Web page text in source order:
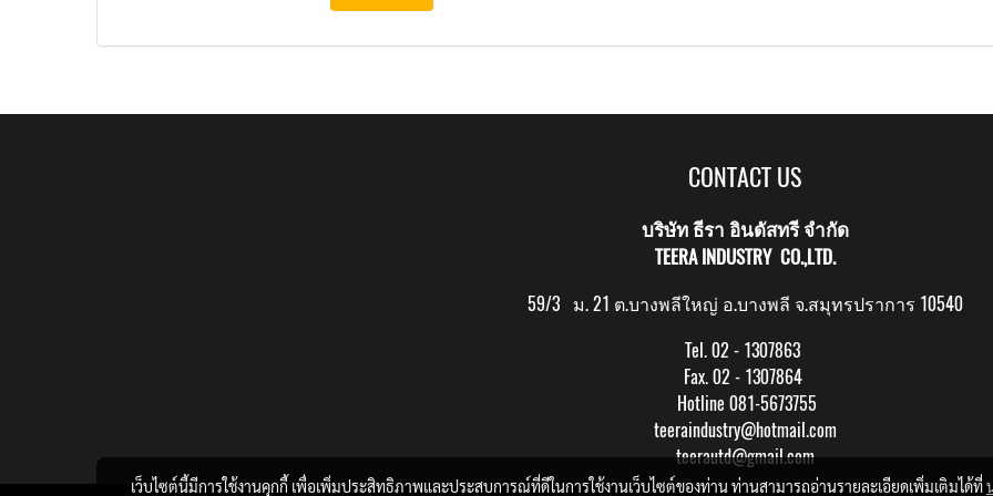
CONTACT US
บริษัท ธีรา อินดัสทรี จำกัด
TEERA INDUSTRY CO.,LTD.
59/3 ม. 21 ต.บางพลีใหญ่ อ.บางพลี จ.สมุทรปราการ 10540
Tel. 02 - 1307863
Fax. 02 - 1307864
Hotline 081-5673755
teeraindustry@hotmail.com
teerautd@gmail.com
เว็บไซต์นี้มีการใช้งานคุกกี้ เพื่อเพิ่มประสิทธิภาพและประสบการณ์ที่ดีในการใช้งานเว็บไซต์ของท่าน ท่านสามารถอ่านรายละเอียดเพิ่มเติมได้ที่